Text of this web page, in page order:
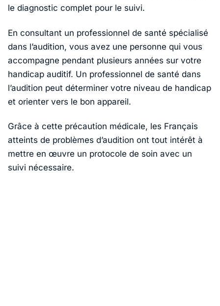
le diagnostic complet pour le suivi.
En consultant un professionnel de santé spécialisé
dans l’audition, vous avez une personne qui vous
accompagne pendant plusieurs années sur votre
handicap auditif. Un professionnel de santé dans
l’audition peut déterminer votre niveau de handicap
et orienter vers le bon appareil.
Grâce à cette précaution médicale, les Français
atteints de problèmes d’audition ont tout intérêt à
mettre en œuvre un protocole de soin avec un
suivi nécessaire.